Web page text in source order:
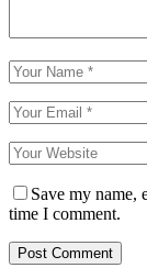
Save my name,
time I comment.